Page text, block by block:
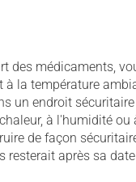
des médicaments,
à la température
un endroit
à l'humidité ou
de façon
resterait après sa